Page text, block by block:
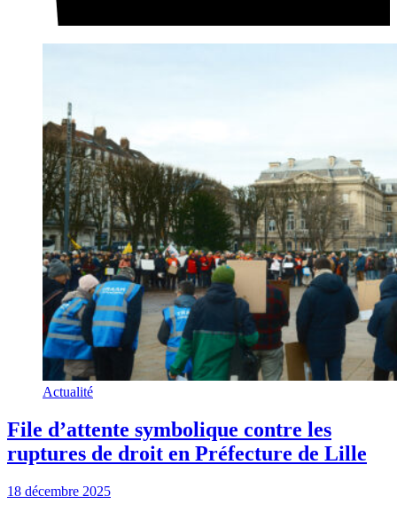
Actualité
File d’attente symbolique contre les
ruptures de droit en Préfecture de Lille
18 décembre 2025